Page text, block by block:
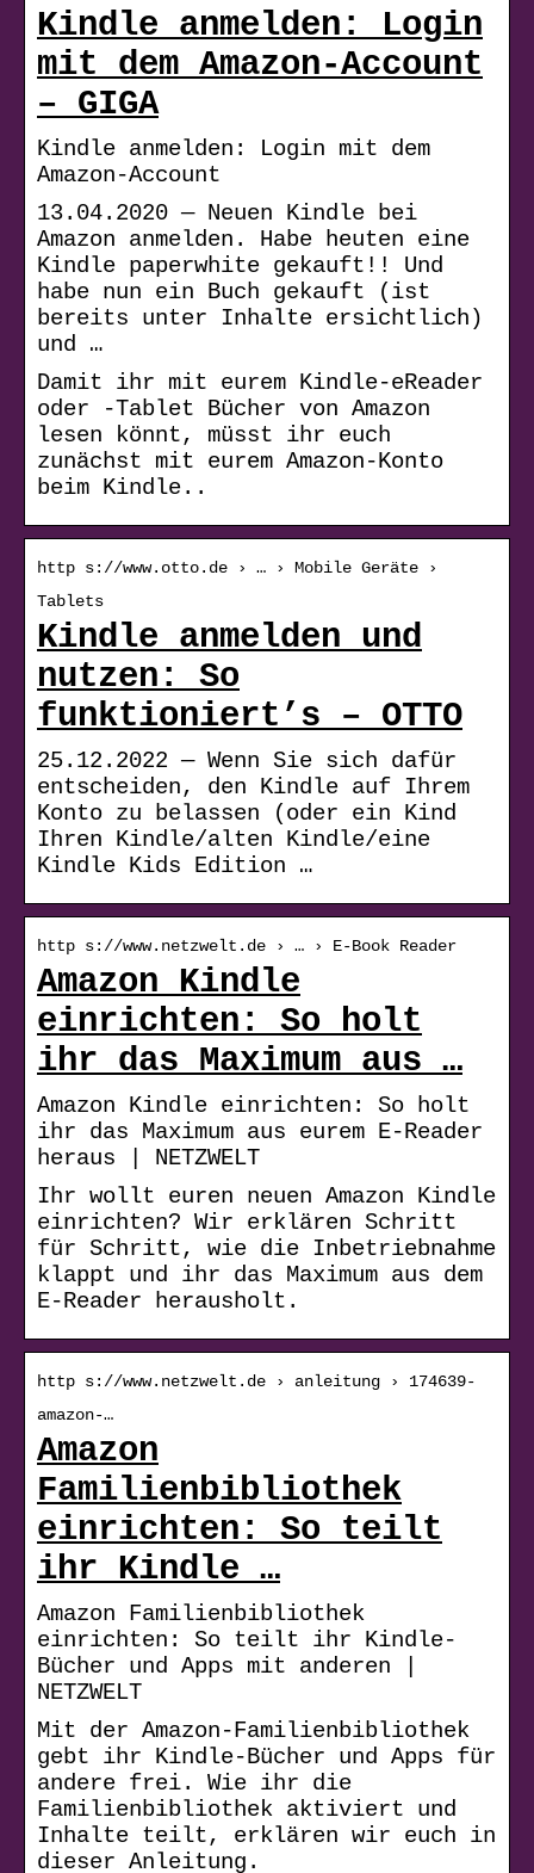
Kindle anmelden: Login
mit dem Amazon-Account
– GIGA
Kindle anmelden: Login mit dem
Amazon-Account
13.04.2020 — Neuen Kindle bei
Amazon anmelden. Habe heuten eine
Kindle paperwhite gekauft!! Und
habe nun ein Buch gekauft (ist
bereits unter Inhalte ersichtlich)
und …
Damit ihr mit eurem Kindle-eReader
oder -Tablet Bücher von Amazon
lesen könnt, müsst ihr euch
zunächst mit eurem Amazon-Konto
beim Kindle..
http s://www.otto.de › … › Mobile Geräte ›
Tablets
Kindle anmelden und
nutzen: So
funktioniert’s – OTTO
25.12.2022 — Wenn Sie sich dafür
entscheiden, den Kindle auf Ihrem
Konto zu belassen (oder ein Kind
Ihren Kindle/alten Kindle/eine
Kindle Kids Edition …
http s://www.netzwelt.de › … › E-Book Reader
Amazon Kindle
einrichten: So holt
ihr das Maximum aus …
Amazon Kindle einrichten: So holt
ihr das Maximum aus eurem E-Reader
heraus | NETZWELT
Ihr wollt euren neuen Amazon Kindle
einrichten? Wir erklären Schritt
für Schritt, wie die Inbetriebnahme
klappt und ihr das Maximum aus dem
E-Reader herausholt.
http s://www.netzwelt.de › anleitung › 174639-
amazon-…
Amazon
Familienbibliothek
einrichten: So teilt
ihr Kindle …
Amazon Familienbibliothek
einrichten: So teilt ihr Kindle-
Bücher und Apps mit anderen |
NETZWELT
Mit der Amazon-Familienbibliothek
gebt ihr Kindle-Bücher und Apps für
andere frei. Wie ihr die
Familienbibliothek aktiviert und
Inhalte teilt, erklären wir euch in
dieser Anleitung.